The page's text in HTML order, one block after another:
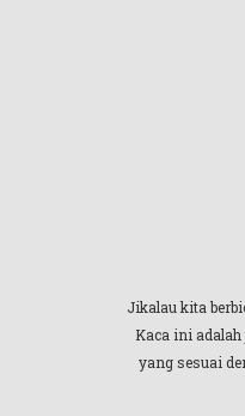
Jikalau kita
Kaca ini
yang sesuai